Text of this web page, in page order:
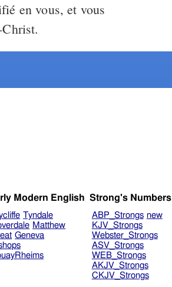
en vous, et vous
Modern English
Tyndale
Matthew
Geneva
Strong's Numbers
ABP_Strongs new
KJV_Strongs
Webster_Strongs
ASV_Strongs
WEB_Strongs
AKJV_Strongs
CKJV_Strongs